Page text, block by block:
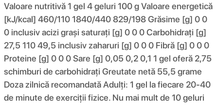
Valoare nutritivă 1 gel 4 geluri 100 g Valoare energetică
[kJ/kcal] 460/110 1840/440 829/198 Grăsime [g] 0 0
0 inclusiv acizi grași saturați [g] 0 0 0 Carbohidrați [g]
27,5 110 49,5 inclusiv zaharuri [g] 0 0 0 Fibră [g] 0 0 0
Proteine ​​[g] 0 0 0 Sare [g] 0,05 0,2 0,1 1 gel oferă 2,75
schimburi de carbohidrați Greutate netă 55,5 grame
Doza zilnică recomandată Adulți: 1 gel la fiecare 20-40
de minute de exerciții fizice. Nu mai mult de 10 geluri